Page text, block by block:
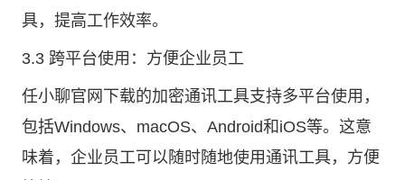
具，提高工作效率。
3.3 跨平台使用：方便企业员工
任小聊官网下载的加密通讯工具支持多平台使用，
包括Windows、macOS、Android和iOS等。这意
味着，企业员工可以随时随地使用通讯工具，方便